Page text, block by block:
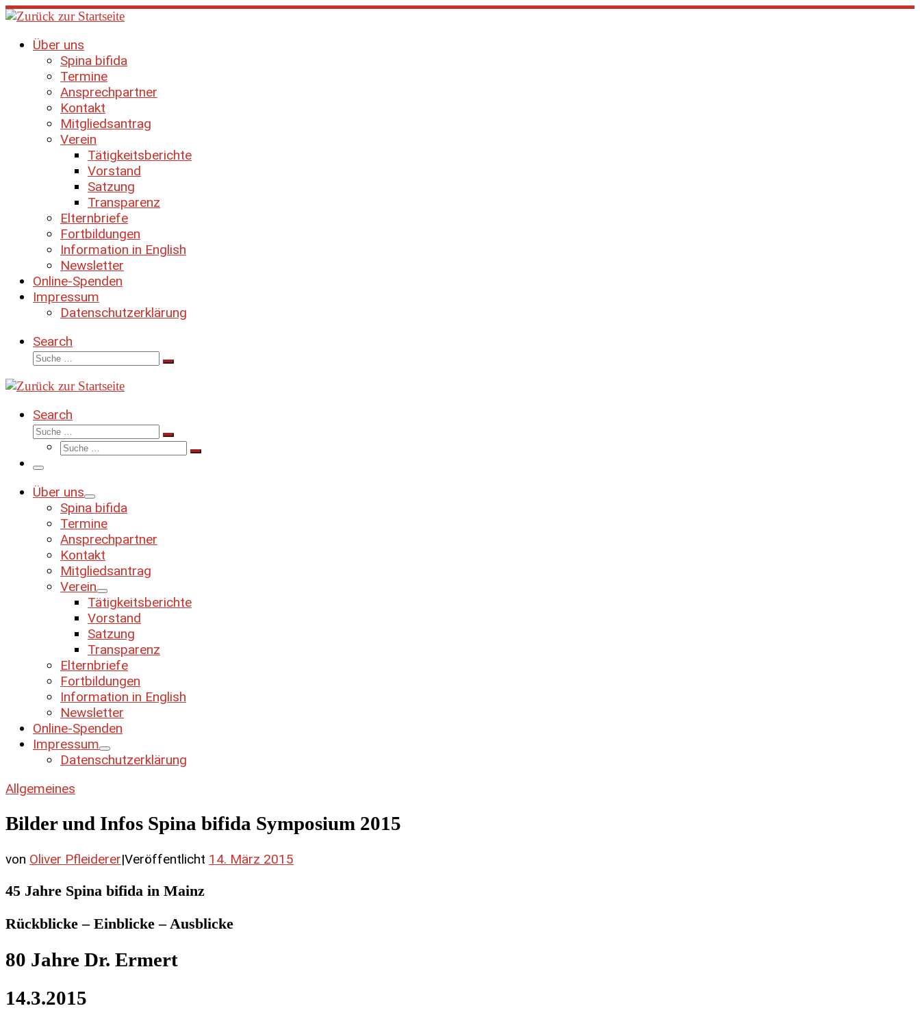
Zum
springenÜber uns
Spina bifida
Termine
Ansprechpartner
Kontakt
Mitgliedsantrag
Verein
Tätigkeitsberichte
Vorstand
Satzung
Transparenz
Elternbriefe
Fortbildungen
Information in English
Newsletter
Online-Spenden
Impressum
Datenschutzerklärung
Search
Suche
Suche
Search
Suche
Suche
Suche
Suche
Menü
Über uns
Spina bifida
Termine
Ansprechpartner
Kontakt
Mitgliedsantrag
Verein
Tätigkeitsberichte
Vorstand
Satzung
Transparenz
Elternbriefe
Fortbildungen
Information in English
Newsletter
Online-Spenden
Impressum
Datenschutzerklärung
Allgemeines
Bilder und Infos Spina bifida Symposium 2015
von Oliver Pfleiderer|Veröffentlicht 14. März 2015
45 Jahre Spina bifida in Mainz
Rückblicke – Einblicke – Ausblicke
80 Jahre Dr. Ermert
14.3.2015